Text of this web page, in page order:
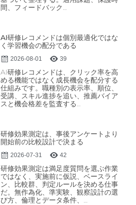
間、フィードバック…
AI研修レコメンドは個別最適化ではな
く学習機会の配分である
2026-08-01 39
AI研修レコメンドは、クリック率を高
める機能ではなく成長機会を配分する
仕組みです。職種別の表示率、順位、
受講、スキル進捗を追い、推薦バイア
スと機会格差を監査する…
研修効果測定は、事後アンケートより
開始前の比較設計で決まる
2026-07-31 42
研修効果測定は満足度質問を選ぶ作業
ではなく、実施前に仮説、ベースライ
ン、比較群、判定ルールを決める仕事
だ。無作為化、準実験、観察設計の選
び方、倫理とデータ条件、…